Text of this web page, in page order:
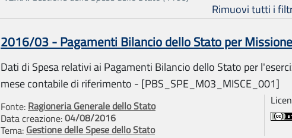
Rimuovi tutti i
2016/03 - Pagamenti Bilancio dello Stato per
Dati di Spesa relativi ai Pagamenti Bilancio dello Stato per
mese contabile di riferimento - [PBS_SPE_M03_MISCE_001]
Fonte: Ragioneria Generale dello Stato
Data creazione:04/08/2016
Tema: Gestione delle Spese dello Stato